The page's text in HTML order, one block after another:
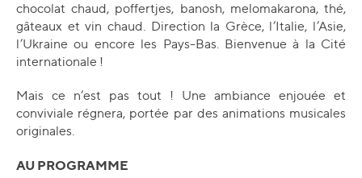
chocolat chaud, poffertjes, banosh, melomakarona, thé,
gâteaux et vin chaud. Direction la Grèce, l’Italie, l’Asie,
l’Ukraine ou encore les Pays-Bas. Bienvenue à la Cité
internationale !
Mais ce n’est pas tout ! Une ambiance enjouée et
conviviale régnera, portée par des animations musicales
originales.
AU PROGRAMME